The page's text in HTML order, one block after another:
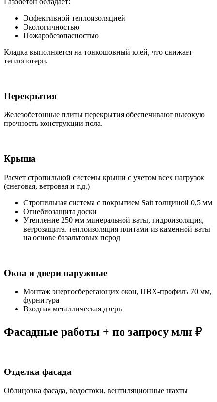
Газобетон обладает:
Эффективной теплоизоляцией
Экологичностью
Пожаробезопасностью
Кладка выполняется на тонкошовный клей, что снижает
теплопотери.
Перекрытия
Железобетонные плиты перекрытия обеспечивают высокую
прочность конструкции пола.
Крыша
Расчет стропильной системы крыши с учетом всех нагрузок
(снеговая, ветровая и т.д.)
Стропильная система с покрытием Sait толщиной 0,5 мм
Огнебиозащита доски
Утепление 250 мм минеральной ваты, гидроизоляция,
ветрозащита, теплоизоляция плитами из каменной ваты
на основе базальтовых пород
Окна и двери наружные
Монтаж энергосберегающих окон, ПВХ-профиль 70 мм,
фурнитура
Входная металлическая дверь
Фасадные работы + по запросу млн ₽
Отделка фасада
Облицовка фасада, водостоки, вентиляционные шахты